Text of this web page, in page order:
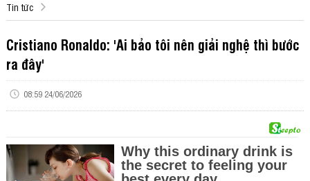
Tin tức
Cristiano Ronaldo: 'Ai bảo tôi nên giải nghệ thì bước
ra đây'
08:59 24/06/2026